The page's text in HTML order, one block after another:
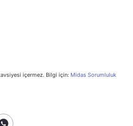
içermez. Bilgi için: Midas Sorumluluk